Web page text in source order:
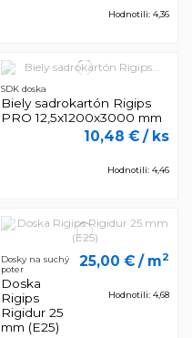
Hodnotili: 4,36
SDK doska
Biely sadrokartón Rigips
PRO 12,5x1200x3000 mm
10,48 € / ks
Hodnotili: 4,46
Dosky na suchý
poter
Doska
Rigips
Rigidur 25
mm (E25)
25,00 € / m2
Hodnotili: 4,68